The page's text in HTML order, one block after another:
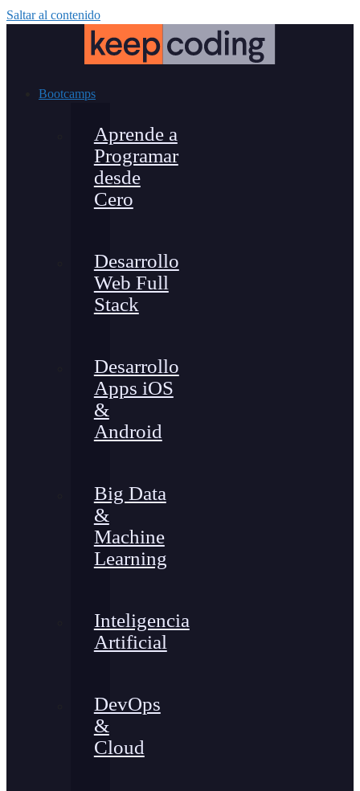
Saltar al contenido
Bootcamps
Aprende a
Programar
desde
Cero
Desarrollo
Web Full
Stack
Desarrollo
Apps iOS
&
Android
Big Data
&
Machine
Learning
Inteligencia
Artificial
DevOps
&
Cloud